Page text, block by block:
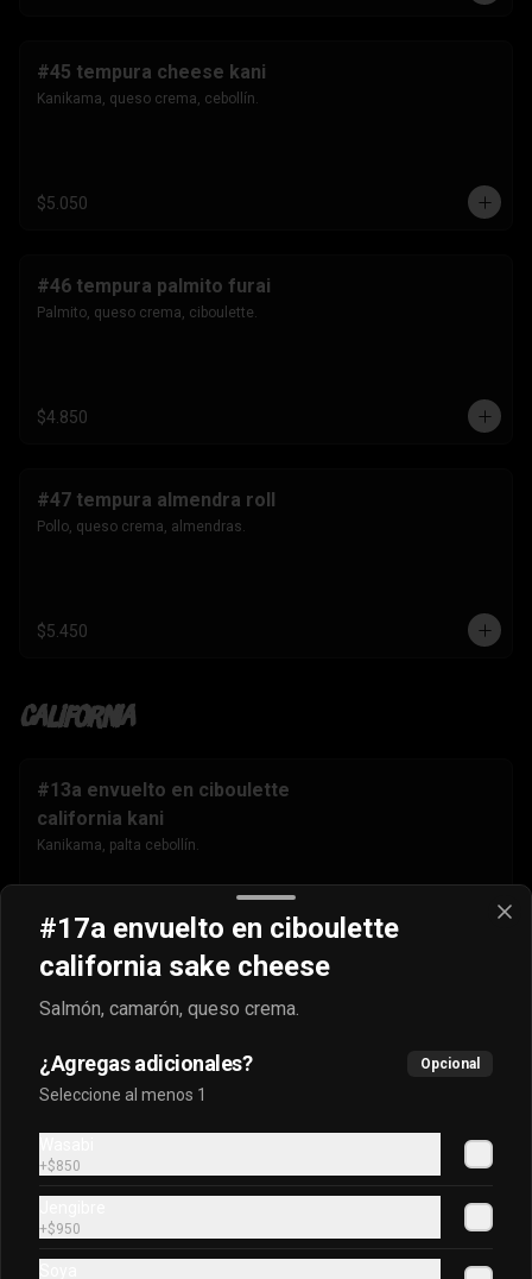
#45 tempura cheese kani
Kanikama, queso crema, cebollín.
$5.050
#46 tempura palmito furai
Palmito, queso crema, ciboulette.
$4.850
#47 tempura almendra roll
Pollo, queso crema, almendras.
$5.450
California
#13a envuelto en ciboulette
california kani
Kanikama, palta cebollín.
$4.500
#13b envuelto en masago
Kanikama, palta cebollín.
$4.500
#13c envuelto en sésamo
california kani
#17a envuelto en ciboulette
california sake cheese
Salmón, camarón, queso crema.
¿Agregas adicionales? Opcional
Seleccione al menos 1
+$850
+$950